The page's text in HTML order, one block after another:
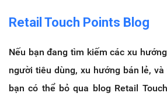
Retail Touch Points Blog
Nếu bạn đang tìm kiếm các xu
người tiêu dùng, xu hướng bán lẻ,
bạn có thể bỏ qua blog Retail